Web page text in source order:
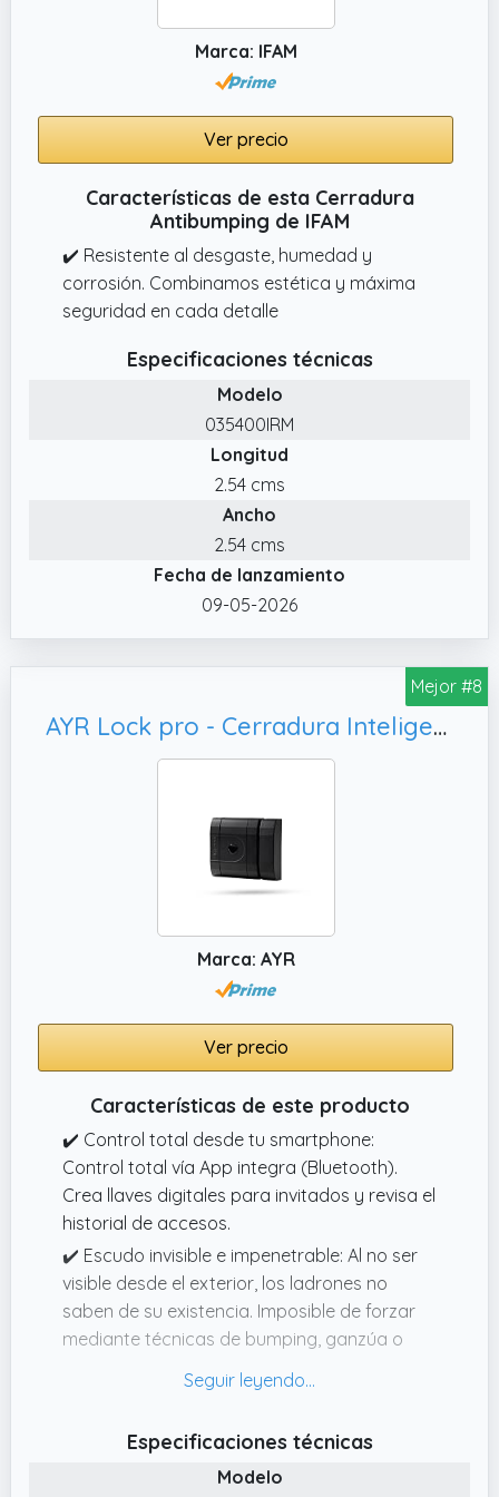
duradera, prometiendo resistencia contra el
desgaste y roturas, asegurando una vida útil
más larga.(DIN EN 1303:2015, Classification:
✔️ Instalación sin esfuerzo: Nuestra
cerradura de cilindro viene con tornillos de
hierro M5*65 y tres llaves para una
instalación rápida y sencilla, ahorrando
tiempo y problemas. El mantenimiento
sencillo del cilindro de la cerradura asegura
un funcionamiento suave a lo largo de su
Marca: IFAM
Ver precio
Características de esta Cerradura
Antibumping de IFAM
✔️ Resistente al desgaste, humedad y
corrosión. Combinamos estética y máxima
seguridad en cada detalle
Especificaciones técnicas
Modelo
035400IRM
Longitud
2.54 cms
Ancho
2.54 cms
Fecha de lanzamiento
09-05-2026
Mejor #8
AYR Lock pro - Cerradura Inteligente Invisible de Alta Seguridad con Alarma, No Incluye Mandos [Negro mate]
Marca: AYR
Ver precio
Características de este producto
✔️ Control total desde tu smartphone:
Control total vía App integra (Bluetooth).
Crea llaves digitales para invitados y revisa el
historial de accesos.
✔️ Escudo invisible e impenetrable: Al no ser
visible desde el exterior, los ladrones no
saben de su existencia. Imposible de forzar
mediante técnicas de bumping, ganzúa o
Chasis de acero reforzado y sistema de
alimentación redundante. Es la única
Especificaciones técnicas
Modelo